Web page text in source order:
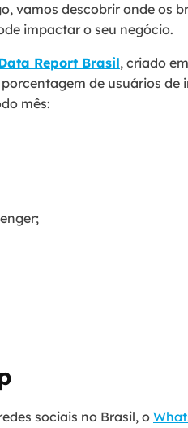
vamos descobrir onde os
impactar o seu negócio.
Report Brasil, criado
de usuários de
mês:
sociais no Brasil, o